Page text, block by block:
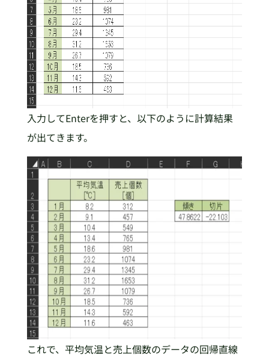
入力してEnterを押すと、以下のように計算結果
が出てきます。
これで、平均気温と売上個数のデータの回帰直線